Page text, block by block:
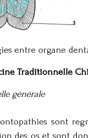
entre organe
Traditionnelle
générale
sont
des os et sont